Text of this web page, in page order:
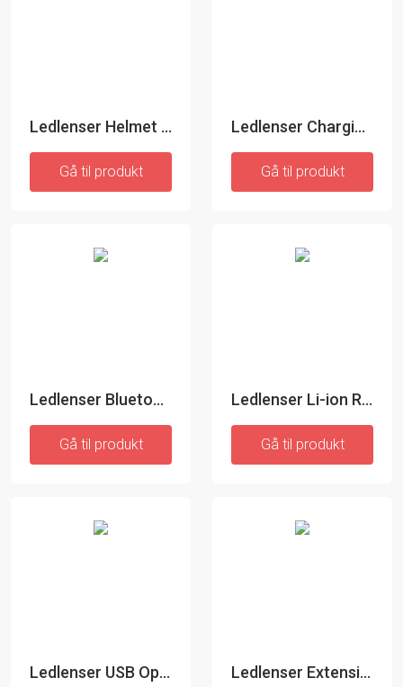
Ledlenser Helmet Connecting Kit - Lygteholder
Gå til produkt
Ledlenser Charging Station B - Oplader
Gå til produkt
Ledlenser Bluetooth Battery Box - Batteri
Gå til produkt
Ledlenser Li-ion Rechargeable Battery
Gå til produkt
Ledlenser USB Oplader til bil Ledlenser Extension Cable B - Ledning